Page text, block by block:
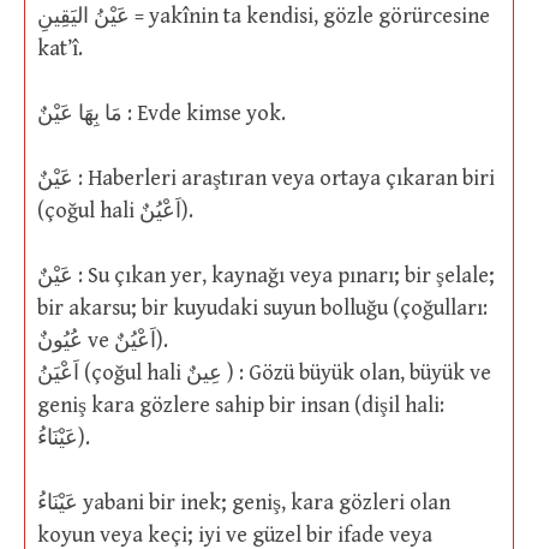
عَيْنُ اليَقِينِ = yakînin ta kendisi, gözle görürcesine
kat’î.
مَا بِهَا عَيْنٌ : Evde kimse yok.
عَيْنٌ : Haberleri araştıran veya ortaya çıkaran biri
(çoğul hali اَعْيُنٌ).
عَيْنٌ : Su çıkan yer, kaynağı veya pınarı; bir şelale;
bir akarsu; bir kuyudaki suyun bolluğu (çoğulları:
عُيُونٌ ve اَعْيُنٌ).
اَعْيَنُ (çoğul hali عِينٌ ) : Gözü büyük olan, büyük ve
geniş kara gözlere sahip bir insan (dişil hali:
عَيْنَاءُ).
عَيْنَاءُ yabani bir inek; geniş, kara gözleri olan
koyun veya keçi; iyi ve güzel bir ifade veya